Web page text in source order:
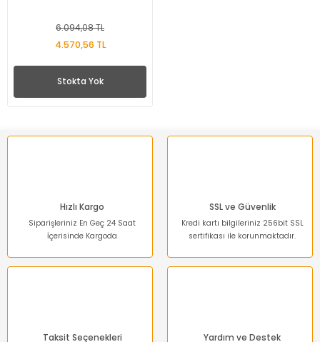
6.094,08 TL
4.570,56 TL
Stokta Yok
Hızlı Kargo
Siparişleriniz En Geç 24 Saat
İçerisinde Kargoda
SSL ve Güvenlik
Kredi kartı bilgileriniz 256bit SSL
sertifikası ile korunmaktadır.
Taksit Seçenekleri Yardım ve Destek